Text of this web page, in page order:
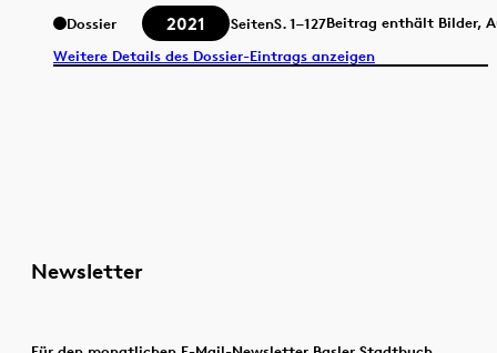
Dossier 2021 SeitenS.1–127Beitrag enthält Bilder,
Weitere Details des Dossier-Eintrags anzeigen
Newsletter